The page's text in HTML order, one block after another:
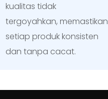
kualitas tidak
tergoyahkan, memastikan
setiap produk konsisten
dan tanpa cacat.